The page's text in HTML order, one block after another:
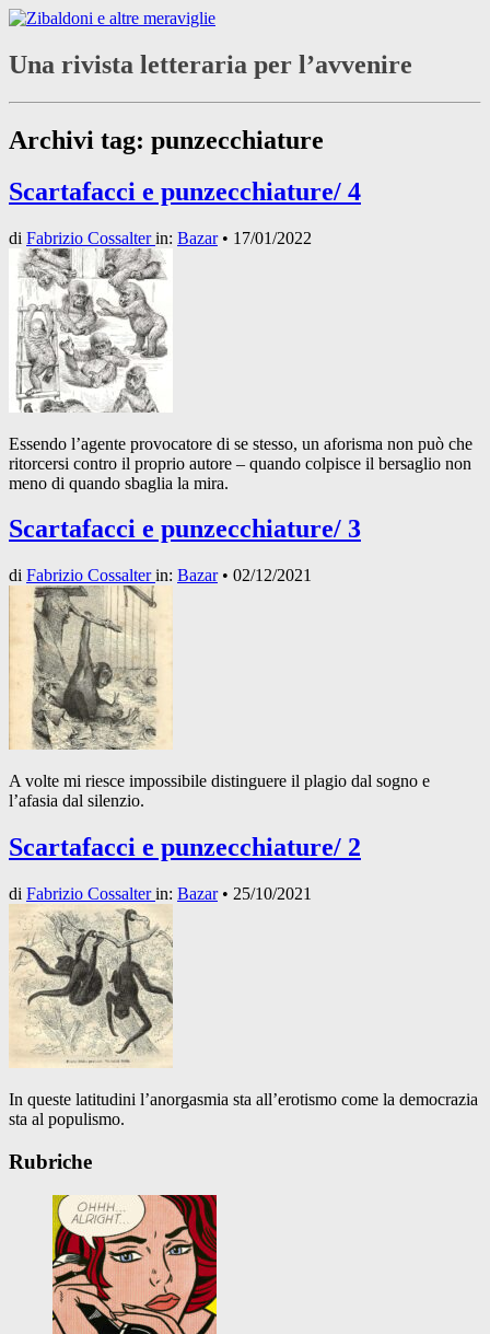
Una rivista letteraria per l’avvenire
Archivi tag: punzecchiature
Scartafacci e punzecchiature/ 4
di Fabrizio Cossalterin: Bazar• 17/01/2022
Essendo l’agente provocatore di se stesso, un aforisma non può che
ritorcersi contro il proprio autore – quando colpisce il bersaglio non
meno di quando sbaglia la mira.
Scartafacci e punzecchiature/ 3
di Fabrizio Cossalterin: Bazar• 02/12/2021
A volte mi riesce impossibile distinguere il plagio dal sogno e
l’afasia dal silenzio.
Scartafacci e punzecchiature/ 2
di Fabrizio Cossalterin: Bazar• 25/10/2021
In queste latitudini l’anorgasmia sta all’erotismo come la democrazia
sta al populismo.
Rubriche